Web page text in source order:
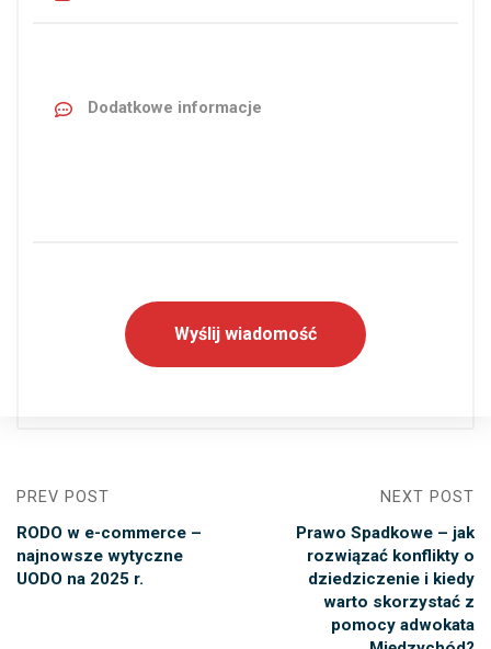
PREV POST
RODO w e-commerce –
najnowsze wytyczne
UODO na 2025 r.
NEXT POST
Prawo Spadkowe – jak
rozwiązać konflikty o
dziedziczenie i kiedy
warto skorzystać z
pomocy adwokata